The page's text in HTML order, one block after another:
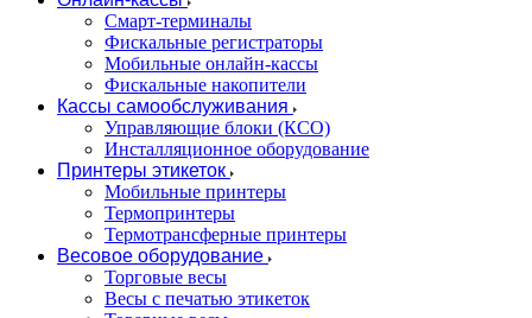
Смарт-терминалы
Фискальные регистраторы
Мобильные онлайн-кассы
Фискальные накопители
Кассы самообслуживания
Управляющие блоки (КСО)
Инсталляционное оборудование
Принтеры этикеток
Мобильные принтеры
Термопринтеры
Термотрансферные принтеры
Весовое оборудование
Торговые весы
Весы с печатью этикеток